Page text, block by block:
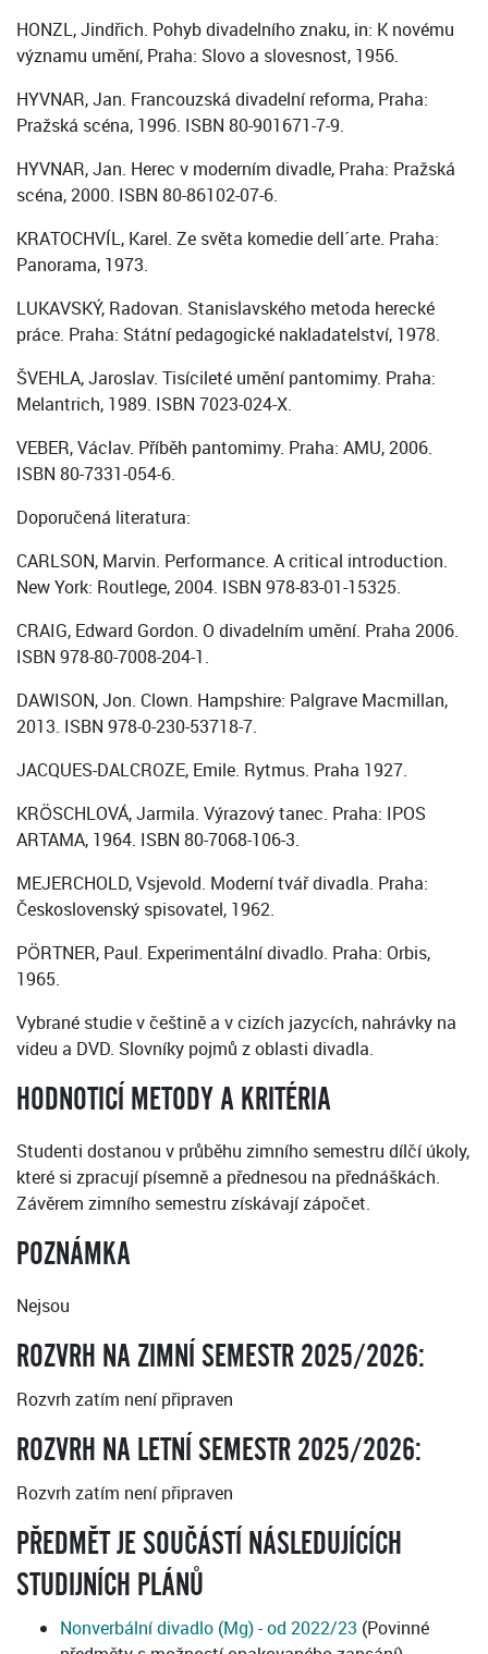
HONZL, Jindřich. Pohyb divadelního znaku, in: K novému
významu umění, Praha: Slovo a slovesnost, 1956.
HYVNAR, Jan. Francouzská divadelní reforma, Praha:
Pražská scéna, 1996. ISBN 80-901671-7-9.
HYVNAR, Jan. Herec v moderním divadle, Praha: Pražská
scéna, 2000. ISBN 80-86102-07-6.
KRATOCHVÍL, Karel. Ze světa komedie dell´arte. Praha:
Panorama, 1973.
LUKAVSKÝ, Radovan. Stanislavského metoda herecké
práce. Praha: Státní pedagogické nakladatelství, 1978.
ŠVEHLA, Jaroslav. Tisícileté umění pantomimy. Praha:
Melantrich, 1989. ISBN 7023-024-X.
VEBER, Václav. Příběh pantomimy. Praha: AMU, 2006.
ISBN 80-7331-054-6.
Doporučená literatura:
CARLSON, Marvin. Performance. A critical introduction.
New York: Routlege, 2004. ISBN 978-83-01-15325.
CRAIG, Edward Gordon. O divadelním umění. Praha 2006.
ISBN 978-80-7008-204-1.
DAWISON, Jon. Clown. Hampshire: Palgrave Macmillan,
2013. ISBN 978-0-230-53718-7.
JACQUES-DALCROZE, Emile. Rytmus. Praha 1927.
KRÖSCHLOVÁ, Jarmila. Výrazový tanec. Praha: IPOS
ARTAMA, 1964. ISBN 80-7068-106-3.
MEJERCHOLD, Vsjevold. Moderní tvář divadla. Praha:
Československý spisovatel, 1962.
PÖRTNER, Paul. Experimentální divadlo. Praha: Orbis,
1965.
Vybrané studie v češtině a v cizích jazycích, nahrávky na
videu a DVD. Slovníky pojmů z oblasti divadla.
HODNOTICÍ METODY A KRITÉRIA
Studenti dostanou v průběhu zimního semestru dílčí úkoly,
které si zpracují písemně a přednesou na přednáškách.
Závěrem zimního semestru získávají zápočet.
POZNÁMKA
Nejsou
ROZVRH NA ZIMNÍ SEMESTR 2025/2026:
Rozvrh zatím není připraven
ROZVRH NA LETNÍ SEMESTR 2025/2026:
Rozvrh zatím není připraven
PŘEDMĚT JE SOUČÁSTÍ NÁSLEDUJÍCÍCH
STUDIJNÍCH PLÁNŮ
Nonverbální divadlo (Mg) - od 2022/23 (Povinné